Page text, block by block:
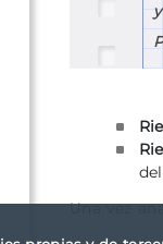
Una vez